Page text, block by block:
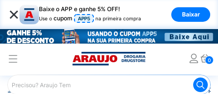
× Baixe o APP e ganhe 5% OFF!
Use o cupom APP5 na primeira compra
Baixar
0
Araujo Medicamentos